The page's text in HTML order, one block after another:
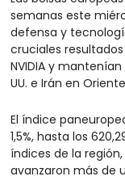
semanas este
defensa y
cruciales
NVIDIA y
UU. e Irán en
El índice
1,5%, hasta los
índices de la
avanzaron más de